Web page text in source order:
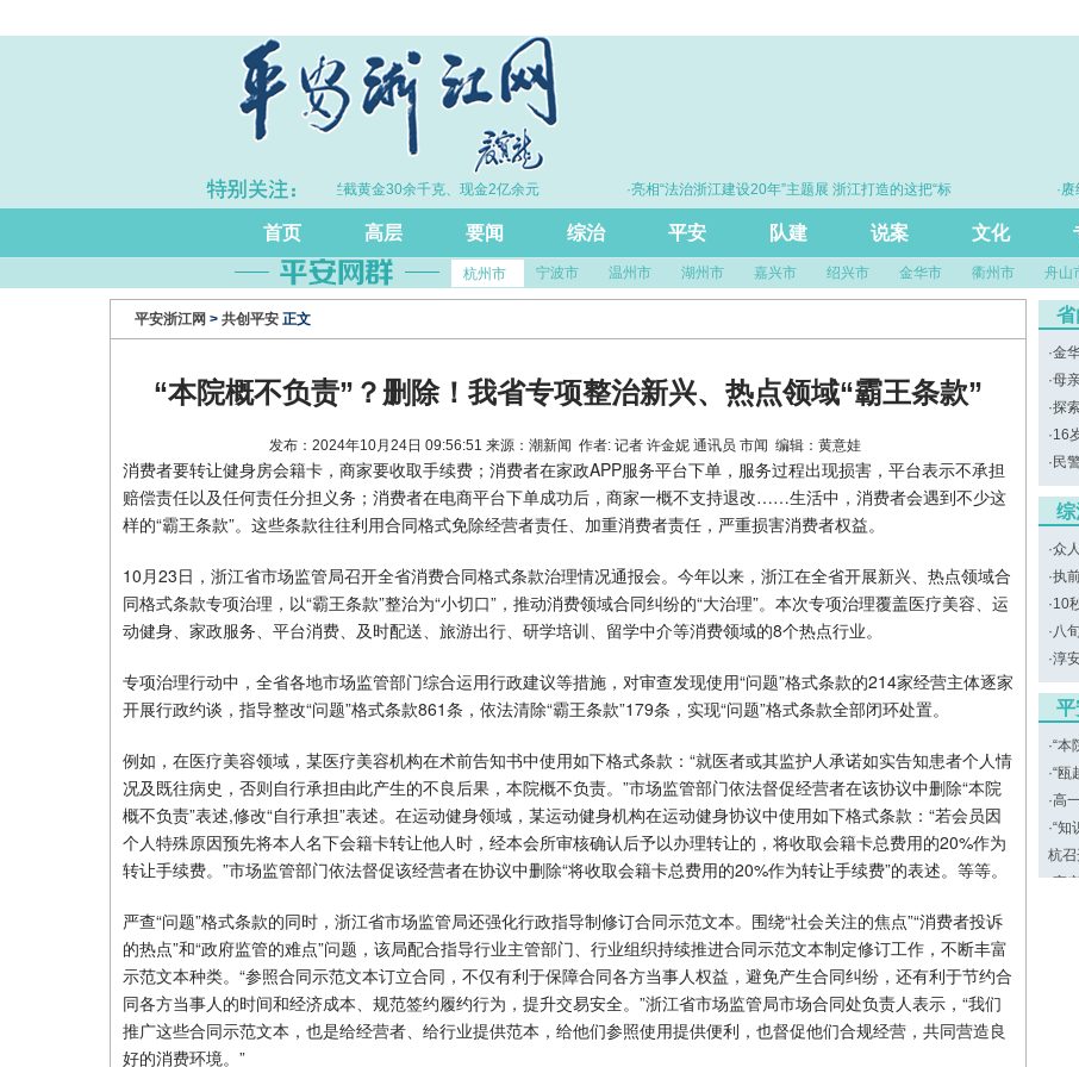
·拦截黄金30余千克、现金2亿余元
·亮相“法治浙江建设20年”主题展 浙江打造的这把“标
·赓
首页 高层 要闻 综治 平安 队建 说案 文化
杭州市 宁波市 温州市 湖州市 嘉兴市 绍兴市 金华市 衢州市 舟山
平安浙江网 > 共创平安 正文
“本院概不负责”？删除！我省专项整治新兴、热点领域“霸王条款”
发布：2024年10月24日 09:56:51 来源：潮新闻 作者: 记者 许金妮 通讯员 市闻 编辑：黄意娃
消费者要转让健身房会籍卡，商家要收取手续费；消费者在家政APP服务平台下单，服务过程出现损害，平台表示不承担
赔偿责任以及任何责任分担义务；消费者在电商平台下单成功后，商家一概不支持退改……生活中，消费者会遇到不少这
样的“霸王条款”。这些条款往往利用合同格式免除经营者责任、加重消费者责任，严重损害消费者权益。
10月23日，浙江省市场监管局召开全省消费合同格式条款治理情况通报会。今年以来，浙江在全省开展新兴、热点领域合
同格式条款专项治理，以“霸王条款”整治为“小切口”，推动消费领域合同纠纷的“大治理”。本次专项治理覆盖医疗美容、运
动健身、家政服务、平台消费、及时配送、旅游出行、研学培训、留学中介等消费领域的8个热点行业。
专项治理行动中，全省各地市场监管部门综合运用行政建议等措施，对审查发现使用“问题”格式条款的214家经营主体逐家
开展行政约谈，指导整改“问题”格式条款861条，依法清除“霸王条款”179条，实现“问题”格式条款全部闭环处置。
例如，在医疗美容领域，某医疗美容机构在术前告知书中使用如下格式条款：“就医者或其监护人承诺如实告知患者个人情
况及既往病史，否则自行承担由此产生的不良后果，本院概不负责。”市场监管部门依法督促经营者在该协议中删除“本院
概不负责”表述,修改“自行承担”表述。在运动健身领域，某运动健身机构在运动健身协议中使用如下格式条款：“若会员因
个人特殊原因预先将本人名下会籍卡转让他人时，经本会所审核确认后予以办理转让的，将收取会籍卡总费用的20%作为
转让手续费。”市场监管部门依法督促该经营者在协议中删除“将收取会籍卡总费用的20%作为转让手续费”的表述。等等。
严查“问题”格式条款的同时，浙江省市场监管局还强化行政指导制修订合同示范文本。围绕“社会关注的焦点”“消费者投诉
的热点”和“政府监管的难点”问题，该局配合指导行业主管部门、行业组织持续推进合同示范文本制定修订工作，不断丰富
示范文本种类。“参照合同示范文本订立合同，不仅有利于保障合同各方当事人权益，避免产生合同纠纷，还有利于节约合
同各方当事人的时间和经济成本、规范签约履约行为，提升交易安全。”浙江省市场监管局市场合同处负责人表示，“我们
推广这些合同示范文本，也是给经营者、给行业提供范本，给他们参照使用提供便利，也督促他们合规经营，共同营造良
好的消费环境。”
省
·金
·母
·探
·16
· 民
综
·众
·执
·10
·八
·淳
平
·“本
·“瓯
·高
·“知
杭
·高